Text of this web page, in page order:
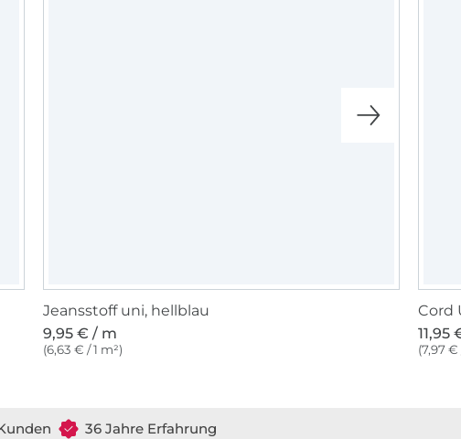
Jeansstoff uni, hellblau
9,95 € / m
(6,63 € / 1 m²)
Cord
11,95
(7,97 €
36 Jahre Erfahrung